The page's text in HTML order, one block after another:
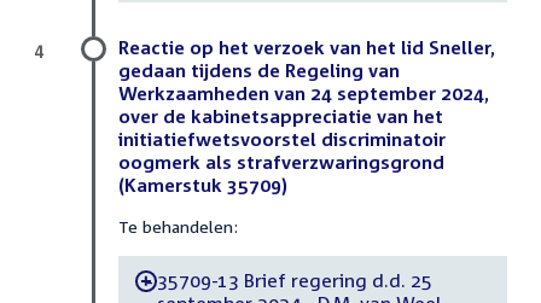
Reactie op het verzoek van het lid Sneller,
gedaan tijdens de Regeling van
Werkzaamheden van 24 september 2024,
over de kabinetsappreciatie van het
initiatiefwetsvoorstel discriminatoir
oogmerk als strafverzwaringsgrond
(Kamerstuk 35709)
Te behandelen:
-35709-13 Brief regering d.d. 25
4